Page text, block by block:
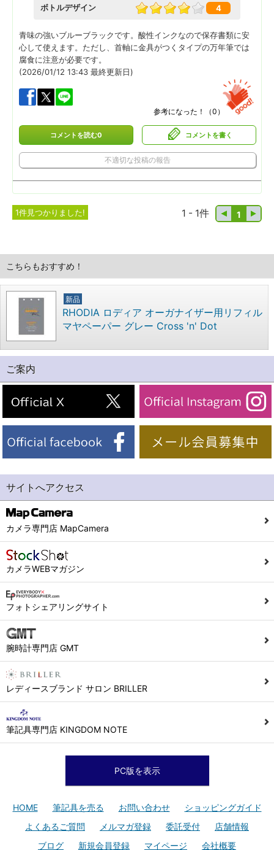
ボトルデザイン
4
青味の強いブルーブラックです。酸性インクなので保存書類に安
心して使えます。ただし、首軸に金具がつくタイプの万年筆では
腐食に注意が必要です。
(2026/01/12 13:43 最終更新日)
参考になった！（0 ）
コメントを読む0 コメントを書く
不適切な投稿の報告
1件見つかりました! 1
1 - 1件
こちらもおすすめ！
新品
RHODIA ロディア オーガナイザー用リフィル
マヤペーパー グレー Cross 'n' Dot
ご案内
サイトへアクセス
カメラ専門店 MapCamera
カメラWEBマガジン
フォトシェアリングサイト
腕時計専門店 GMT
レディースブランド サロン BRILLER
筆記具専門店 KINGDOM NOTE
PC版を表示
HOME 筆記具を売る お問い合わせ
ショッピングガイド
よくあるご質問
メルマガ登録 委託受付
店舗情報
ブログ
新規会員登録 マイページ 会社概要